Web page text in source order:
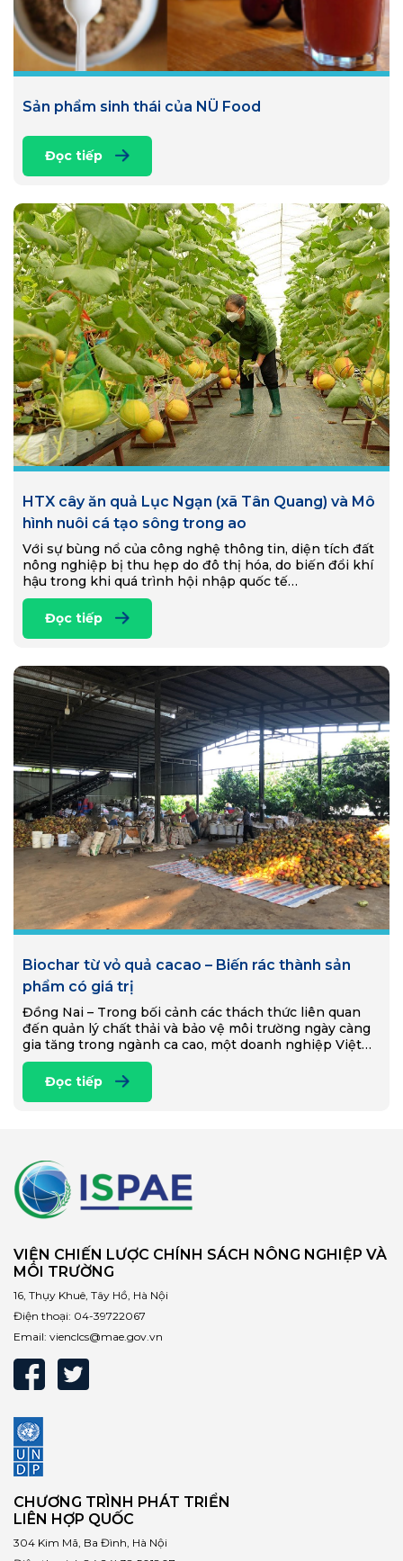
Sản phẩm sinh thái của NÜ Food
Đọc tiếp
HTX cây ăn quả Lục Ngạn (xã Tân Quang) và Mô
hình nuôi cá tạo sông trong ao
Với sự bùng nổ của công nghệ thông tin, diện tích đất
nông nghiệp bị thu hẹp do đô thị hóa, do biến đổi khí
hậu trong khi quá trình hội nhập quốc tế…
Đọc tiếp
Biochar từ vỏ quả cacao – Biến rác thành sản
phẩm có giá trị
Đồng Nai – Trong bối cảnh các thách thức liên quan
đến quản lý chất thải và bảo vệ môi trường ngày càng
gia tăng trong ngành ca cao, một doanh nghiệp Việt
Nam đã tiên phong thực hiện sáng kiến sản xuất
biochar từ vỏ quả ca cao bỏ đi. Phương pháp mới này
không chỉ giải quyết vấn đề quản lý chất thải mà còn
Đọc tiếp
VIỆN CHIẾN LƯỢC CHÍNH SÁCH NÔNG NGHIỆP VÀ
MÔI TRƯỜNG
16, Thụy Khuê, Tây Hồ, Hà Nội
Điện thoại: 04-39722067
Email: vienclcs@mae.gov.vn
CHƯƠNG TRÌNH PHÁT TRIỂN
LIÊN HỢP QUỐC
304 Kim Mã, Ba Đình, Hà Nội